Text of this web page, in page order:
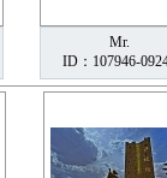
Mr.
ID：107946-